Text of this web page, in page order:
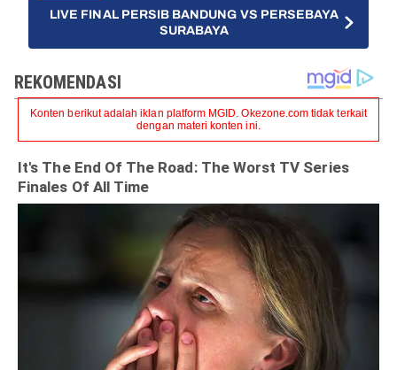
LIVE FINAL PERSIB BANDUNG VS PERSEBAYA
SURABAYA